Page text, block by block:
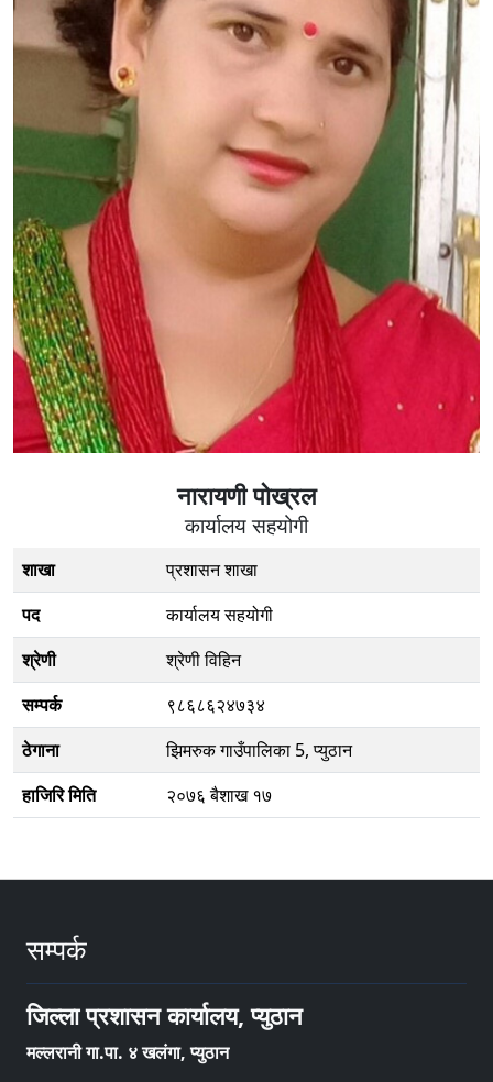
नारायणी पोख्रल
कार्यालय सहयोगी
शाखा
प्रशासन शाखा
पद
कार्यालय सहयोगी
श्रेणी
श्रेणी विहिन
सम्पर्क
९८६८६२४७३४
ठेगाना
झिमरुक गाउँपालिका 5, प्युठान
हाजिरि मिति
२०७६ बैशाख १७
सम्पर्क
जिल्ला प्रशासन कार्यालय, प्युठान
मल्लरानी गा.पा. ४ खलंगा, प्युठान